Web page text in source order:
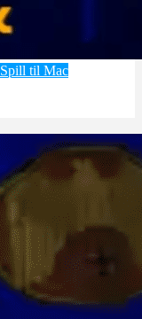
Spill til Mac